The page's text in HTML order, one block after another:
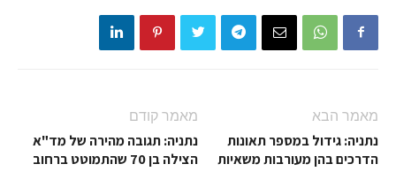
מאמר קודם
נתניה: תגובה מהירה של מד"א
הצילה בן 70 שהתמוטט ברחוב
מאמר הבא
נתניה: גידול במספר תאונות
הדרכים בהן מעורבות משאיות